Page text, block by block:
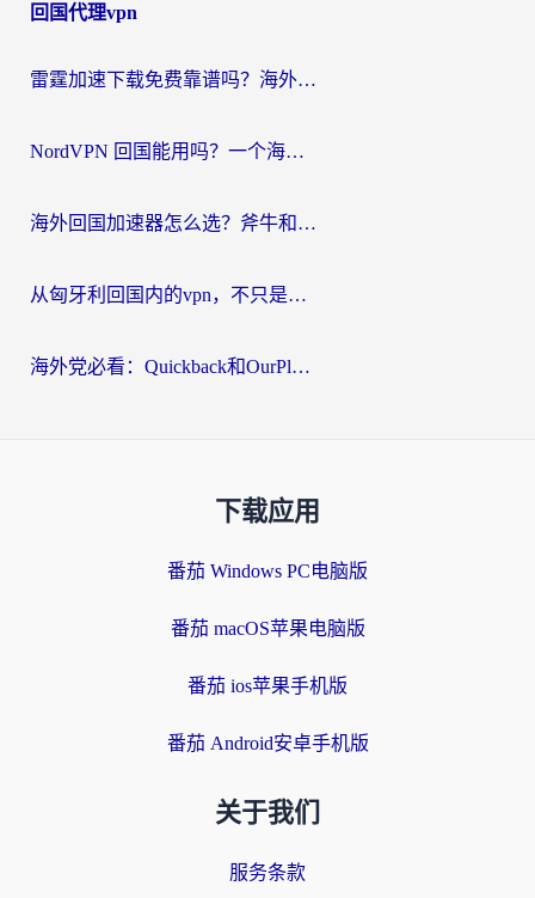
回国代理vpn
雷霆加速下载免费靠谱吗？海外党选回国加速器的避坑指南（附热门工具对比）
NordVPN 回国能用吗？一个海外用户必须面对的真实困境
海外回国加速器怎么选？斧牛和海龟哪个好？一篇帮你避开坑的实用指南
从匈牙利回国内的vpn，不只是为了刷剧那么简单
海外党必看：Quickback和OurPlay好用吗？3分钟选对回国加速器，无缝刷剧玩游戏
下载应用
番茄 Windows PC电脑版
番茄 macOS苹果电脑版
番茄 ios苹果手机版
番茄 Android安卓手机版
关于我们
服务条款